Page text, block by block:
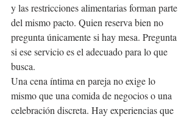
y las restricciones alimentarias forman parte
del mismo pacto. Quien reserva bien no
pregunta únicamente si hay mesa. Pregunta
si ese servicio es el adecuado para lo que
busca.
Una cena íntima en pareja no exige lo
mismo que una comida de negocios o una
celebración discreta. Hay experiencias que